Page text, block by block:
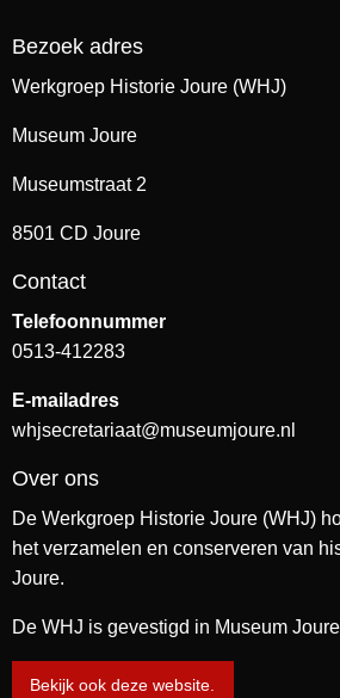
Bezoek adres
Werkgroep Historie Joure (WHJ)
Museum Joure
Museumstraat 2
8501 CD Joure
Contact
Telefoonnummer
0513-412283
E-mailadres
whjsecretariaat@museumjoure.nl
Over ons
De Werkgroep Historie Joure (WHJ)
het verzamelen en conserveren van
Joure.
De WHJ is gevestigd in Museum
Bekijk ook deze website.